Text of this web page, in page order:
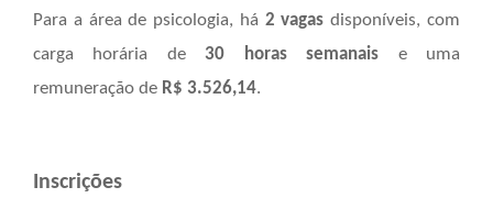
Para a área de psicologia, há 2 vagasdisponíveis, com
carga horária de30 horas semanais e uma
remuneração de R$ 3.526,14.
Inscrições